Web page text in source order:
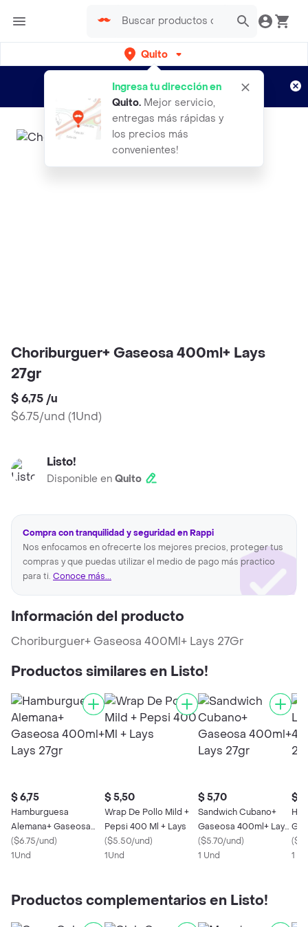
Quito
Ingresa tu dirección en
Quito. Mejor servicio,
entregas más rápidas y
los precios más
convenientes!
envíos gratis por semanas
Aplican TyC
Choriburguer+ Gaseosa 400ml+ Lays
27gr
$ 6,75 /u
$6.75/und (1Und)
Listo!
Disponible en Quito
Compra con tranquilidad y seguridad en Rappi
Nos enfocamos en ofrecerte los mejores precios, proteger tus
compras y que puedas utilizar el medio de pago más practico
para ti. Conoce más...
Información del producto
Choriburguer+ Gaseosa 400Ml+ Lays 27Gr
Productos similares en Listo!
$ 6,75
Hamburguesa
Alemana+ Gaseosa
400ml+ Lays 27gr
($6.75/und)
1Und
$ 5,50
Wrap De Pollo Mild +
Pepsi 400 Ml + Lays
($5.50/und)
1Und
$ 5,70
Sandwich Cubano+
Gaseosa 400ml+ Lays
27gr
($5.70/und)
1 Und
$
(
1
Productos complementarios en Listo!